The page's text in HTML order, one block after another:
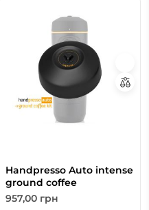
Handpresso Auto intense
ground coffee
957,00 грн